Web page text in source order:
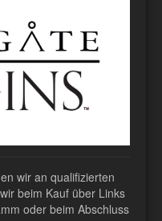
wir an qualifizierten
beim Kauf über Links
oder beim Abschluss